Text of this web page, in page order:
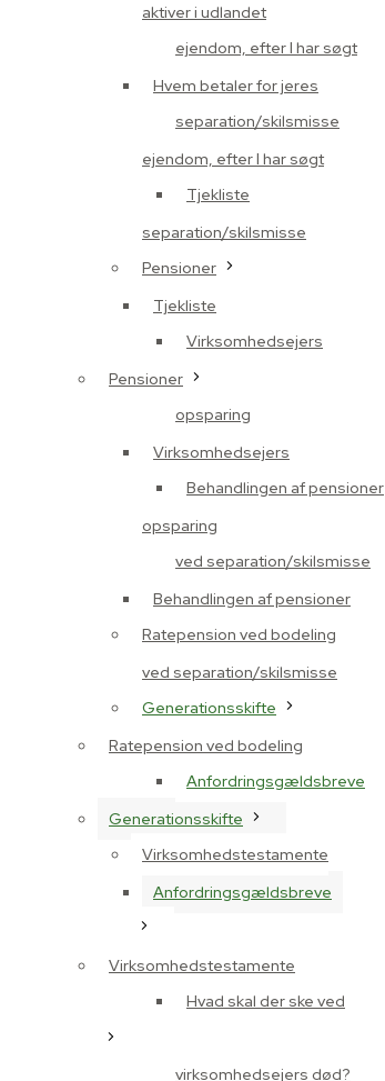
ejendom, efter I har søgt
separation/skilsmisse
Tjekliste
Pensioner
Virksomhedsejers
opsparing
Behandlingen af pensioner
ved separation/skilsmisse
Ratepension ved bodeling
Generationsskifte
Anfordringsgældsbreve
Virksomhedstestamente
Hvad skal der ske ved
virksomhedsejers død?
aktiver i udlandet
Hvem betaler for jeres
ejendom, efter I har søgt
separation/skilsmisse
Tjekliste
Pensioner
Virksomhedsejers
opsparing
Behandlingen af pensioner
ved separation/skilsmisse
Ratepension ved bodeling
Generationsskifte
Anfordringsgældsbreve
Virksomhedstestamente